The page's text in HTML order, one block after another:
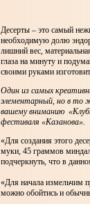
Десерты – это самый
необходимую долю
лишний вес,
глаза на минуту и
своими руками
Один из самых
элементарный, но в то
вашему вниманию
фестиваля «Казанова».
«Для создания этого
муки, 45 граммов
подчеркнуть, что в
«Для начала измельчим
можно обойтись и